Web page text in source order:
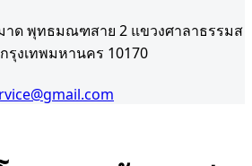
าด พุทธมณฑสาย 2 แขวงศาลาธรรมส
งเทพมหานคร 10170